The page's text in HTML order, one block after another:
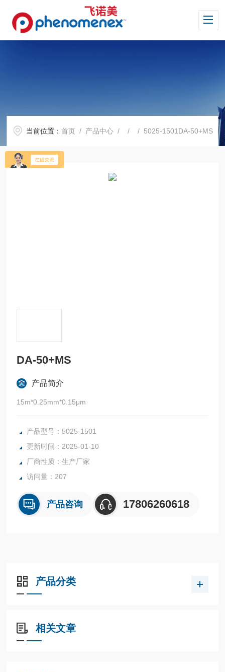
当前位置：首页 / 产品中心 / / / 5025-1501DA-50+MS
DA-50+MS
产品简介
15m*0.25mm*0.15μm
产品型号：5025-1501
更新时间：2025-01-10
厂商性质：生产厂家
访问量：207
产品咨询 17806260618
产品分类
相关文章